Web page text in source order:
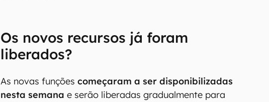
Os novos recursos já foram
liberados?
As novas funçõescomeçaram a ser disponibilizadas
nesta semana e serão liberadas gradualmente para